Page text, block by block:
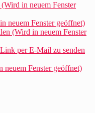
in neuem Fenster
neuem Fenster geöffnet)
(Wird in neuem Fenster
per E-Mail zu senden
Fenster geöffnet)